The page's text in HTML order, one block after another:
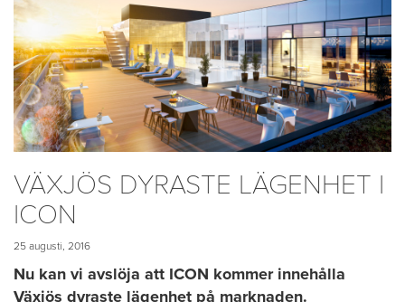
VÄXJÖS DYRASTE LÄGENHET I
ICON
25 augusti, 2016
Nu kan vi avslöja att ICON kommer innehålla
Växjös dyraste lägenhet på marknaden.